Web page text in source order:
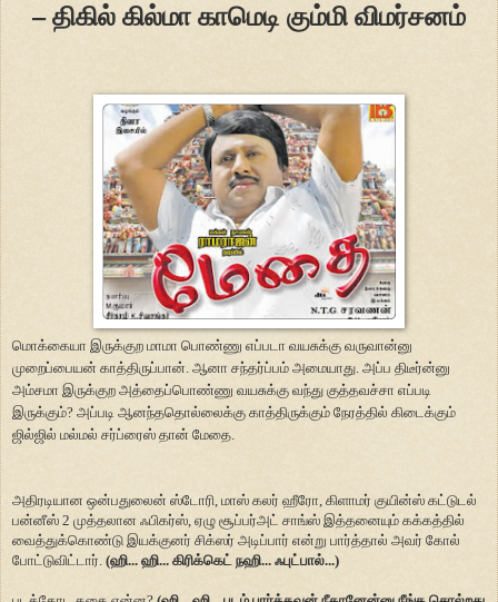
– திகில் கில்மா காமெடி கும்மி விமர்சனம்
மொக்கையா இருக்குற மாமா பொண்ணு எப்படா வயசுக்கு வருவான்னு
முறைப்பையன் காத்திருப்பான். ஆனா சந்தர்ப்பம் அமையாது. அப்ப திடீர்ன்னு
அம்சமா இருக்குற அத்தைப்பொண்ணு வயசுக்கு வந்து குத்தவச்சா எப்படி
இருக்கும்? அப்படி ஆனந்ததொல்லைக்கு காத்திருக்கும் நேரத்தில் கிடைக்கும்
ஜில்ஜில் மல்மல் சர்ப்ரைஸ் தான் மேதை.
அதிரடியான ஒன்பதுலைன் ஸ்டோரி, மாஸ் கலர் ஹீரோ, கிளாமர் குயின்ஸ் கட்டுடல்
பன்னீஸ் 2 முத்தலான ஃபிகர்ஸ், ஏழு சூப்பர்அட் சாங்ஸ் இத்தனையும் கக்கத்தில்
வைத்துக்கொண்டு இயக்குனர் சிக்ஸர் அடிப்பார் என்று பார்த்தால் அவர் கோல்
போட்டுவிட்டார். (ஹி... ஹி... கிரிக்கெட் நஹி... ஃபுட்பால்...)